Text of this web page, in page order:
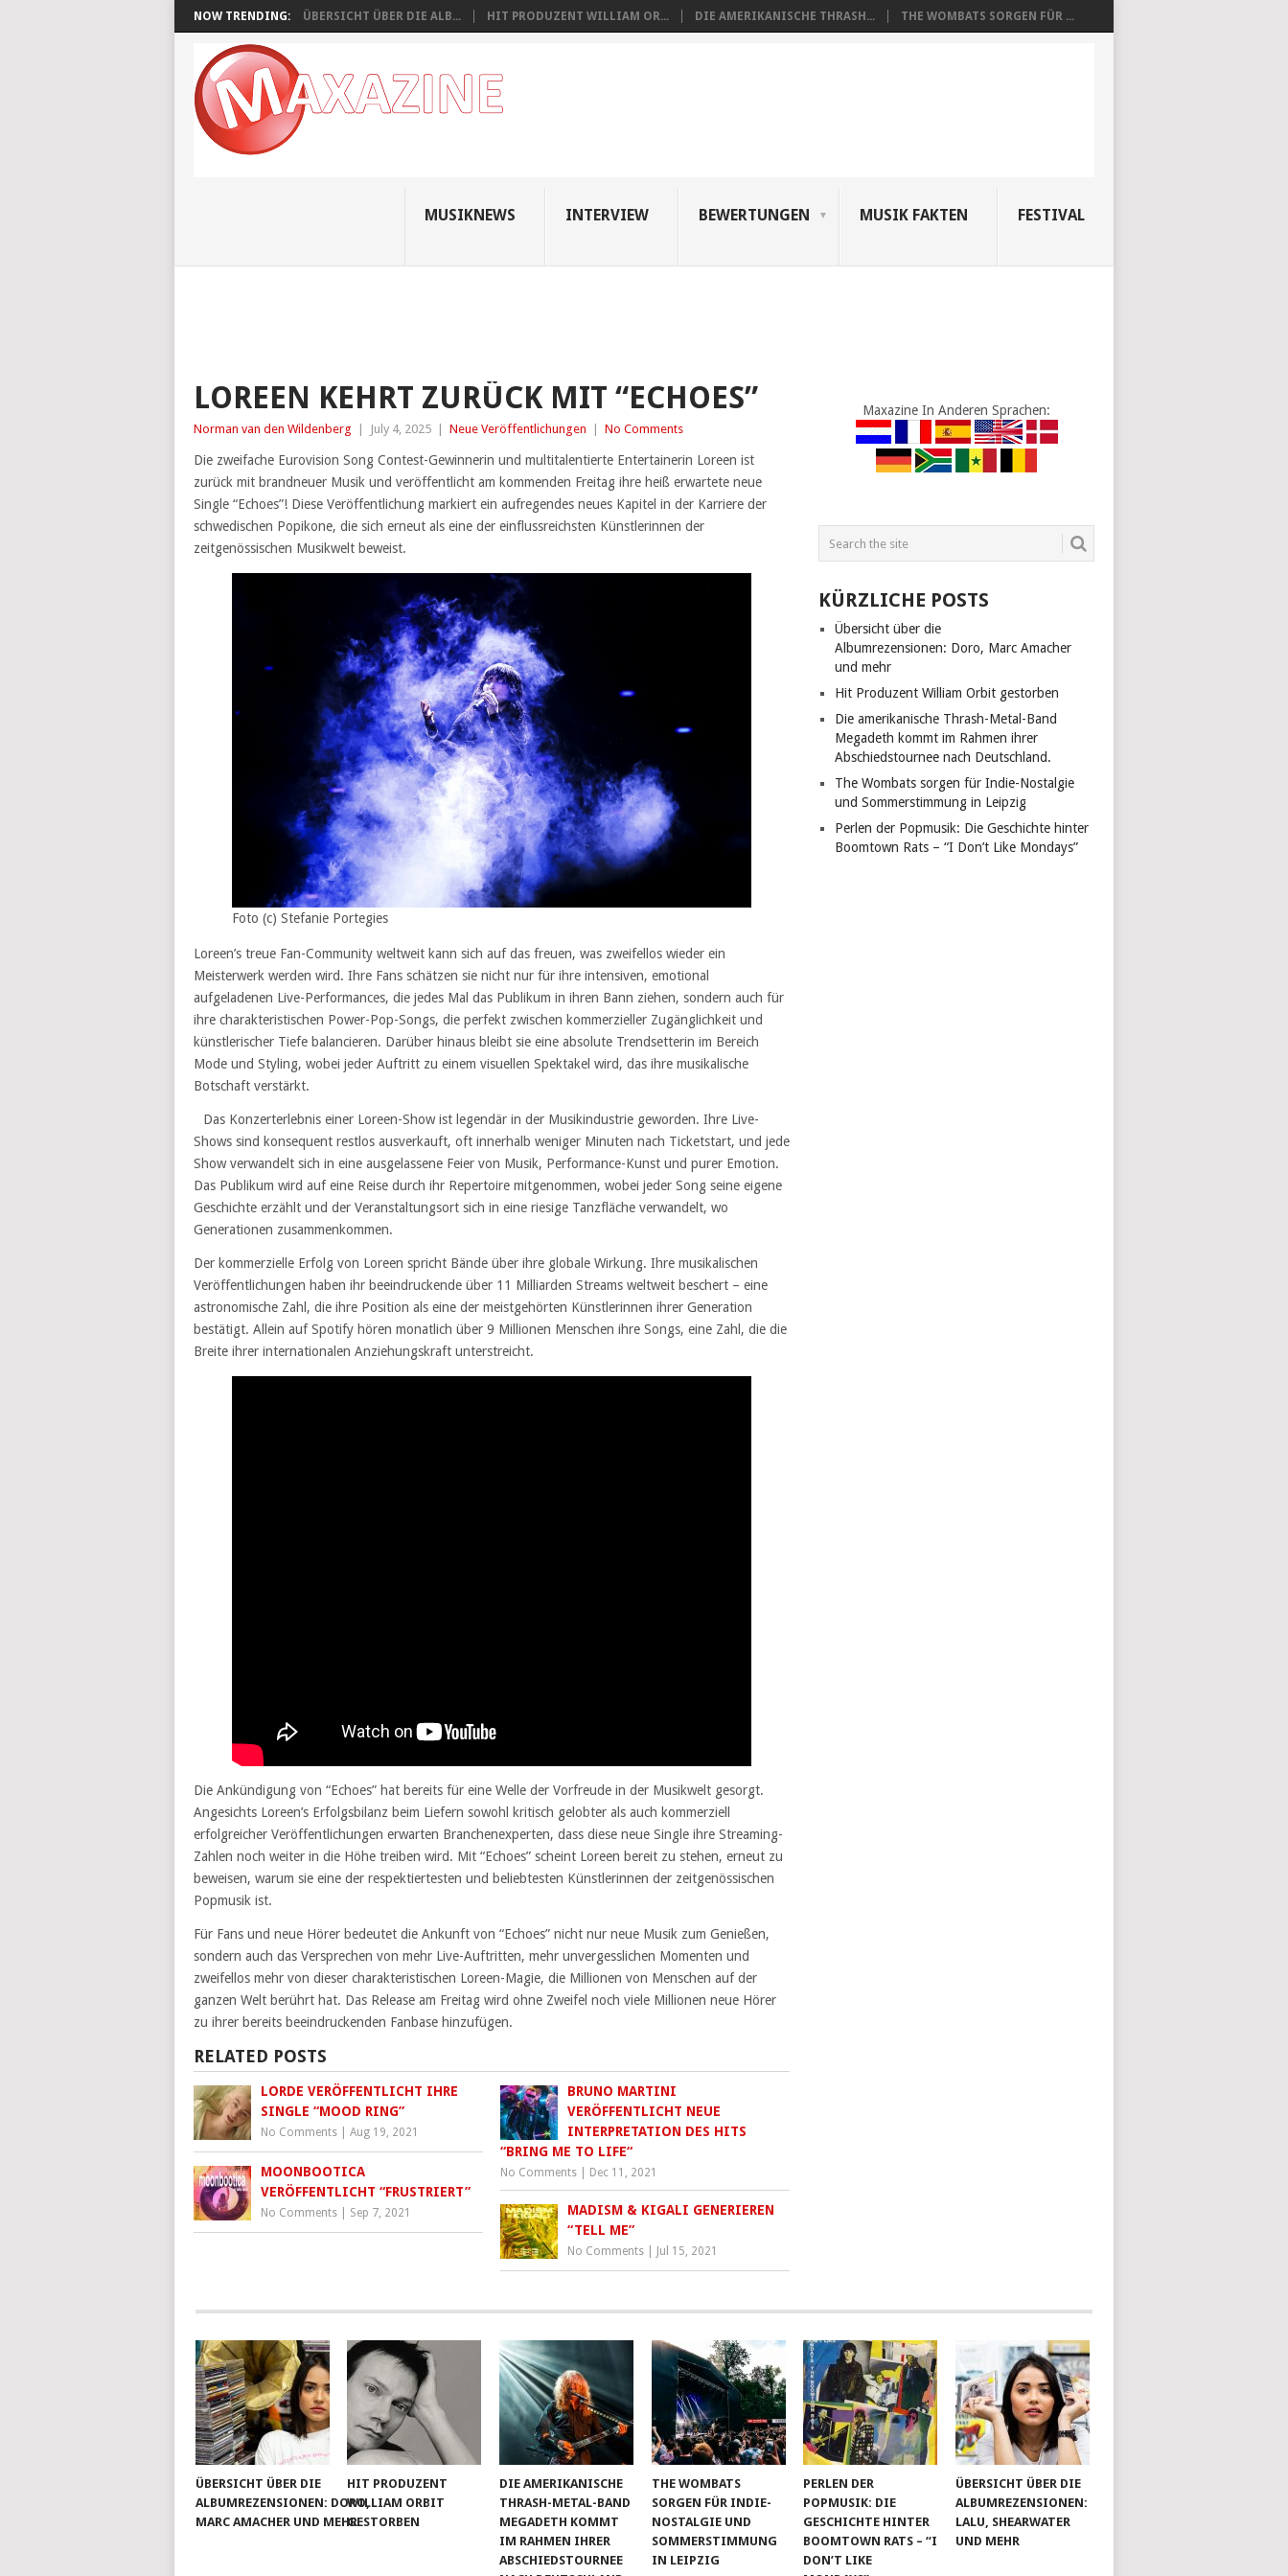
NOW TRENDING: ÜBERSICHT ÜBER DIE ALB... HIT PRODUZENT WILLIAM OR... DIE AMERIKANISCHE THRASH... THE WOMBATS SORGEN FÜR ...
MUSIKNEWS INTERVIEW BEWERTUNGEN MUSIK FAKTEN FESTIVAL
LOREEN KEHRT ZURÜCK MIT “ECHOES”
Norman van den Wildenberg July 4, 2025 Neue Veröffentlichungen No Comments
Die zweifache Eurovision Song Contest-Gewinnerin und multitalentierte Entertainerin Loreen ist
zurück mit brandneuer Musik und veröffentlicht am kommenden Freitag ihre heiß erwartete neue
Single “Echoes”! Diese Veröffentlichung markiert ein aufregendes neues Kapitel in der Karriere der
schwedischen Popikone, die sich erneut als eine der einflussreichsten Künstlerinnen der
zeitgenössischen Musikwelt beweist.
Foto (c) Stefanie Portegies
Loreen’s treue Fan-Community weltweit kann sich auf das freuen, was zweifellos wieder ein
Meisterwerk werden wird. Ihre Fans schätzen sie nicht nur für ihre intensiven, emotional
aufgeladenen Live-Performances, die jedes Mal das Publikum in ihren Bann ziehen, sondern auch für
ihre charakteristischen Power-Pop-Songs, die perfekt zwischen kommerzieller Zugänglichkeit und
künstlerischer Tiefe balancieren. Darüber hinaus bleibt sie eine absolute Trendsetterin im Bereich
Mode und Styling, wobei jeder Auftritt zu einem visuellen Spektakel wird, das ihre musikalische
Botschaft verstärkt.
Das Konzerterlebnis einer Loreen-Show ist legendär in der Musikindustrie geworden. Ihre Live-
Shows sind konsequent restlos ausverkauft, oft innerhalb weniger Minuten nach Ticketstart, und jede
Show verwandelt sich in eine ausgelassene Feier von Musik, Performance-Kunst und purer Emotion.
Das Publikum wird auf eine Reise durch ihr Repertoire mitgenommen, wobei jeder Song seine eigene
Geschichte erzählt und der Veranstaltungsort sich in eine riesige Tanzfläche verwandelt, wo
Generationen zusammenkommen.
Der kommerzielle Erfolg von Loreen spricht Bände über ihre globale Wirkung. Ihre musikalischen
Veröffentlichungen haben ihr beeindruckende über 11 Milliarden Streams weltweit beschert – eine
astronomische Zahl, die ihre Position als eine der meistgehörten Künstlerinnen ihrer Generation
bestätigt. Allein auf Spotify hören monatlich über 9 Millionen Menschen ihre Songs, eine Zahl, die die
Breite ihrer internationalen Anziehungskraft unterstreicht.
Die Ankündigung von “Echoes” hat bereits für eine Welle der Vorfreude in der Musikwelt gesorgt.
Angesichts Loreen’s Erfolgsbilanz beim Liefern sowohl kritisch gelobter als auch kommerziell
erfolgreicher Veröffentlichungen erwarten Branchenexperten, dass diese neue Single ihre Streaming-
Zahlen noch weiter in die Höhe treiben wird. Mit “Echoes” scheint Loreen bereit zu stehen, erneut zu
beweisen, warum sie eine der respektiertesten und beliebtesten Künstlerinnen der zeitgenössischen
Popmusik ist.
Für Fans und neue Hörer bedeutet die Ankunft von “Echoes” nicht nur neue Musik zum Genießen,
sondern auch das Versprechen von mehr Live-Auftritten, mehr unvergesslichen Momenten und
zweifellos mehr von dieser charakteristischen Loreen-Magie, die Millionen von Menschen auf der
ganzen Welt berührt hat. Das Release am Freitag wird ohne Zweifel noch viele Millionen neue Hörer
zu ihrer bereits beeindruckenden Fanbase hinzufügen.
RELATED POSTS
LORDE VERÖFFENTLICHT IHRE
SINGLE “MOOD RING”
No Comments Aug 19, 2021
BRUNO MARTINI
VERÖFFENTLICHT NEUE
INTERPRETATION DES HITS
“BRING ME TO LIFE“
No Comments Dec 11, 2021
MOONBOOTICA
VERÖFFENTLICHT “FRUSTRIERT”
No Comments Sep 7, 2021
MADISM & KIGALI GENERIEREN
“TELL ME”
No Comments Jul 15, 2021
Maxazine In Anderen Sprachen:
KÜRZLICHE POSTS
Übersicht über die
Albumrezensionen: Doro, Marc Amacher
und mehr
Hit Produzent William Orbit gestorben
Die amerikanische Thrash-Metal-Band
Megadeth kommt im Rahmen ihrer
Abschiedstournee nach Deutschland.
The Wombats sorgen für Indie-Nostalgie
und Sommerstimmung in Leipzig
Perlen der Popmusik: Die Geschichte hinter
Boomtown Rats – “I Don’t Like Mondays”
ÜBERSICHT ÜBER DIE
ALBUMREZENSIONEN: DORO,
MARC AMACHER UND MEHR
HIT PRODUZENT
WILLIAM ORBIT
GESTORBEN
DIE AMERIKANISCHE
THRASH-METAL-BAND
MEGADETH KOMMT
IM RAHMEN IHRER
ABSCHIEDSTOURNEE
THE WOMBATS
SORGEN FÜR INDIE-
NOSTALGIE UND
SOMMERSTIMMUNG
IN LEIPZIG
PERLEN DER
POPMUSIK: DIE
GESCHICHTE HINTER
BOOMTOWN RATS – “I
DON’T LIKE
ÜBERSICHT ÜBER DIE
ALBUMREZENSIONEN:
LALU, SHEARWATER
UND MEHR